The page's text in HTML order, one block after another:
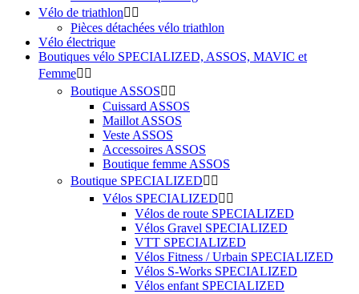
Vélo de triathlon 
Pièces détachées vélo triathlon
Vélo électrique
Boutiques vélo SPECIALIZED, ASSOS, MAVIC et
Femme 
Boutique ASSOS 
Cuissard ASSOS
Maillot ASSOS
Veste ASSOS
Accessoires ASSOS
Boutique femme ASSOS
Boutique SPECIALIZED 
Vélos SPECIALIZED 
Vélos de route SPECIALIZED
Vélos Gravel SPECIALIZED
VTT SPECIALIZED
Vélos Fitness / Urbain SPECIALIZED
Vélos S-Works SPECIALIZED
Vélos enfant SPECIALIZED